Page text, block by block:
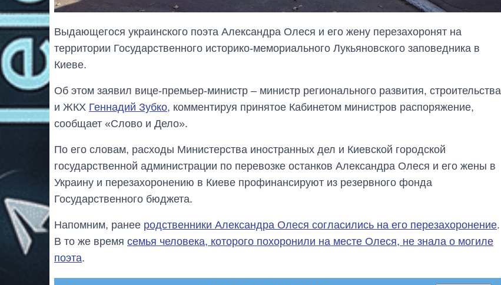
Выдающегося украинского поэта Александра Олеся и его жену перезахоронят на
территории Государственного историко-мемориального Лукьяновского заповедника в
Киеве.
Об этом заявил вице-премьер-министр – министр регионального развития, строительства
и ЖКХ Геннадий Зубко, комментируя принятое Кабинетом министров распоряжение,
сообщает «Слово и Дело».
По его словам, расходы Министерства иностранных дел и Киевской городской
государственной администрации по перевозке останков Александра Олеся и его жены в
Украину и перезахоронению в Киеве профинансируют из резервного фонда
Государственного бюджета.
Напомним, ранее родственники Александра Олеся согласились на его перезахоронение.
В то же время семья человека, которого похоронили на месте Олеся, не знала о могиле
поэта.
бюджет
Министерства